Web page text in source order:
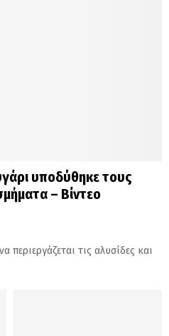
υποδύθηκε τους
– Βίντεο
περιεργάζεται τις αλυσίδες και